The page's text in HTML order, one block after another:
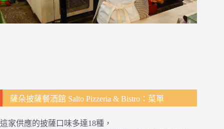
薩朵披薩餐酒館 Salto Pizzeria & Bistro：菜單
這家供應的披薩口味多達18種，